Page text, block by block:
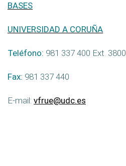
BASES
UNIVERSIDAD A CORUÑA
Teléfono: 981 337 400 Ext. 3800
Fax: 981 337 440
E-mail: vfrue@udc.es